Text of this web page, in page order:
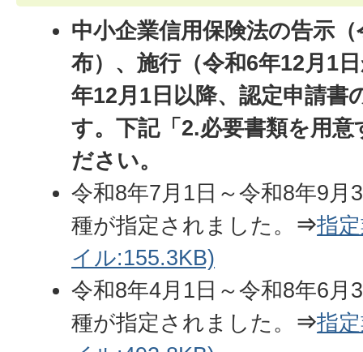
中小企業信用保険法の告示
布）、施行（令和6年12月1
年12月1日以降、認定申請書
す。下記「2.必要書類を用
ださい。
令和8年7月1日～令和8年9月
種が指定されました。 ⇒指
イル:155.3KB)
令和8年4月1日～令和8年6月
種が指定されました。 ⇒指